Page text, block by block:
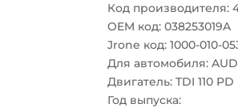
Код производителя:
OEM код: 038253019A
Jrone код: 1000-010-
Для автомобиля:
Двигатель: TDI 110 PD
Год выпуска: